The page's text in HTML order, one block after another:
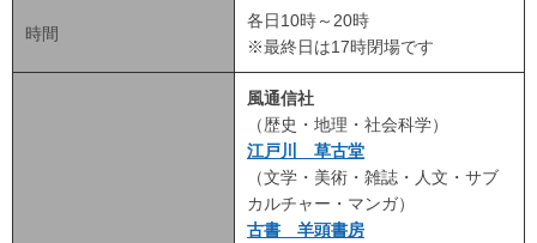
時間
各日10時～20時
※最終日は17時閉場です
風通信社
（歴史・地理・社会科学）
江戸川 草古堂
（文学・美術・雑誌・人文・サブ
カルチャー・マンガ）
古書 羊頭書房